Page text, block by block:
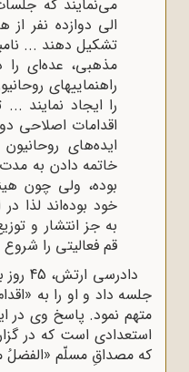
می‌نمایند که
الی دوازده نفر از
تشکیل دهند ...
مذهبی، عده‌ای را
راهنماییهای
را ایجاد نمایند
اقدامات اصلاحی
ایده‌های
خاتمه دادن به
بوده، ولی چون
خود بوده‌اند لذا
به جز انتشار و
قم فعالیتی را شروع
جلسه داد و او را به
متهم نمود. پاسخ وی در
استعدادی است که در
که مصداقِ مسلّم «الفضلُ